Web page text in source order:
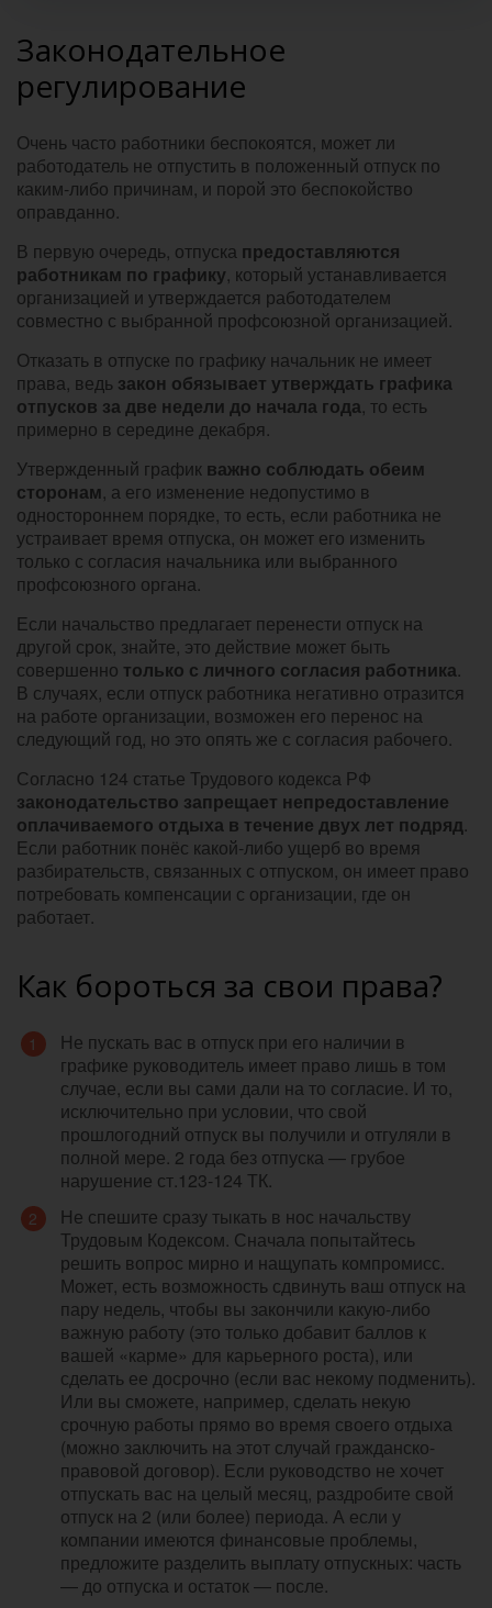
Законодательное
регулирование
Очень часто работники беспокоятся, может ли
работодатель не отпустить в положенный отпуск по
каким-либо причинам, и порой это беспокойство
оправданно.
В первую очередь, отпуска предоставляются
работникам по графику, который устанавливается
организацией и утверждается работодателем
совместно с выбранной профсоюзной организацией.
Отказать в отпуске по графику начальник не имеет
права, ведь закон обязывает утверждать графика
отпусков за две недели до начала года, то есть
примерно в середине декабря.
Утвержденный график важно соблюдать обеим
сторонам, а его изменение недопустимо в
одностороннем порядке, то есть, если работника не
устраивает время отпуска, он может его изменить
только с согласия начальника или выбранного
профсоюзного органа.
Если начальство предлагает перенести отпуск на
другой срок, знайте, это действие может быть
совершенно только с личного согласия работника.
В случаях, если отпуск работника негативно отразится
на работе организации, возможен его перенос на
следующий год, но это опять же с согласия рабочего.
Согласно 124 статье Трудового кодекса РФ
законодательство запрещает непредоставление
оплачиваемого отдыха в течение двух лет подряд.
Если работник понёс какой-либо ущерб во время
разбирательств, связанных с отпуском, он имеет право
потребовать компенсации с организации, где он
работает.
Как бороться за свои права?
Не пускать вас в отпуск при его наличии в
графике руководитель имеет право лишь в том
случае, если вы сами дали на то согласие. И то,
исключительно при условии, что свой
прошлогодний отпуск вы получили и отгуляли в
полной мере. 2 года без отпуска — грубое
нарушение ст.123-124 ТК.
Не спешите сразу тыкать в нос начальству
Трудовым Кодексом. Сначала попытайтесь
решить вопрос мирно и нащупать компромисс.
Может, есть возможность сдвинуть ваш отпуск на
пару недель, чтобы вы закончили какую-либо
важную работу (это только добавит баллов к
вашей «карме» для карьерного роста), или
сделать ее досрочно (если вас некому подменить).
Или вы сможете, например, сделать некую
срочную работы прямо во время своего отдыха
(можно заключить на этот случай гражданско-
правовой договор). Если руководство не хочет
отпускать вас на целый месяц, раздробите свой
отпуск на 2 (или более) периода. А если у
компании имеются финансовые проблемы,
предложите разделить выплату отпускных: часть
— до отпуска и остаток — после.